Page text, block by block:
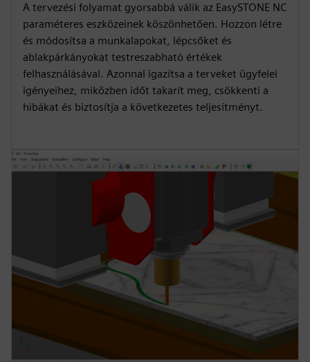
A tervezési folyamat gyorsabbá válik az EasySTONE NC
paraméteres eszközeinek köszönhetően. Hozzon létre
és módosítsa a munkalapokat, lépcsőket és
ablakpárkányokat testreszabható értékek
felhasználásával. Azonnal igazítsa a terveket ügyfelei
igényeihez, miközben időt takarít meg, csökkenti a
hibákat és biztosítja a következetes teljesítményt.